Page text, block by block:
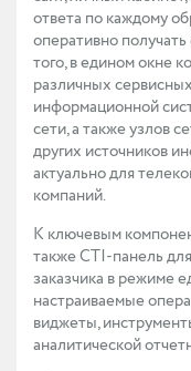
ответа по каждому
оперативно
того, в едином окне
различных
информационной
сети, а также узлов
других источников
актуально для
компаний.
К ключевым
также CTI-панель
заказчика в режиме
настраиваемые
виджеты,
аналитической